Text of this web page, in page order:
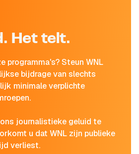
Het telt.
programma's? Steun WNL
bijdrage van slechts
minimale verplichte
journalistieke geluid te
u dat WNL zijn publieke
verliest.